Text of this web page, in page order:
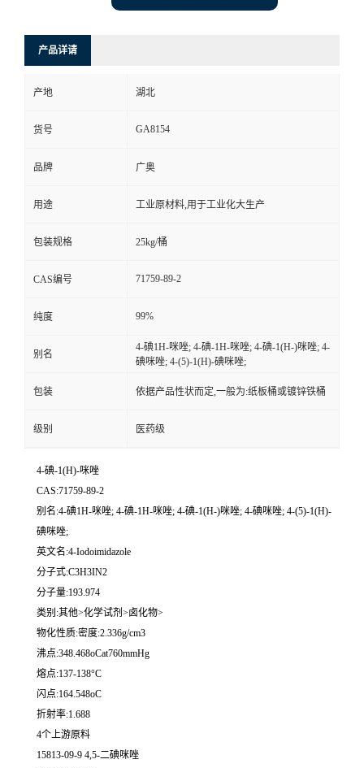
产品详请
产地 湖北
货号 GA8154
品牌 广奥
用途 工业原材料,用于工业化大生产
包装规格 25kg/桶
CAS编号 71759-89-2
纯度 99%
别名
4-碘1H-咪唑; 4-碘-1H-咪唑; 4-碘-1(H-)咪唑; 4-
碘咪唑; 4-(5)-1(H)-碘咪唑;
包装 依据产品性状而定,一般为:纸板桶或镀锌铁桶
级别 医药级
4-碘-1(H)-咪唑
CAS:71759-89-2
别名:4-碘1H-咪唑; 4-碘-1H-咪唑; 4-碘-1(H-)咪唑; 4-碘咪唑; 4-(5)-1(H)-
碘咪唑;
英文名:4-Iodoimidazole
分子式:C3H3IN2
分子量:193.974
类别:其他>化学试剂>卤化物>
物化性质:密度:2.336g/cm3
沸点:348.468oCat760mmHg
熔点:137-138°C
闪点:164.548oC
折射率:1.688
4个上游原料
15813-09-9 4,5-二碘咪唑